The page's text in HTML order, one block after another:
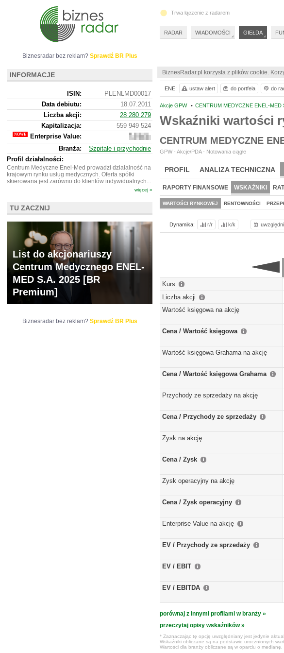
BiznesRadar.pl korzysta z plików cookie.
Akcje GPW • CENTRUM MEDYCZNE ENEL-MED
Wskaźniki wartości
CENTRUM MEDYCZNE
GPW - Akcje/PDA - Notowania ciągłe
PROFIL ANALIZA TECHNICZNA
RAPORTY FINANSOWE WSKAŹNIKI
WARTOŚCI RYNKOWEJ RENTOWNOŚCI
Dynamika: r/r k/k
Kurs
Liczba akcji
Wartość księgowa na akcję
Cena / Wartość księgowa
Wartość księgowa Grahama na akcję
Cena / Wartość księgowa Grahama
Przychody ze sprzedaży na akcję
Cena / Przychody ze sprzedaży
Zysk na akcję
Cena / Zysk
Zysk operacyjny na akcję
Cena / Zysk operacyjny
Enterprise Value na akcję
EV / Przychody ze sprzedaży
EV / EBIT
EV / EBITDA
porównaj z innymi profilami w branży »
przeczytaj opisy wskaźników »
* Zaznaczając tę opcję uwzględniany jest jedynie
Wskaźniki obliczane są na podstawie urocznionych
Wartości dla branży obliczane są w oparciu o medianę.
ENE: ustaw alert do portfela do
Biznesradar bez reklam? Sprawdź BR Plus
INFORMACJE
ISIN:
PLENLMD00017
Data debiutu:
18.07.2011
Liczba akcji:
28 280 279
Kapitalizacja:
559 949 524
Enterprise Value:
867
587
524
Branża:
Szpitale i przychodnie
Profil działalności:
Centrum Medyczne Enel-Med prowadzi działalność na
krajowym rynku usług medycznych. Oferta spółki
skierowana jest zarówno do klientów indywidualnych...
więcej »
TU ZACZNIJ
List do akcjonariuszy
Centrum Medycznego ENEL-
MED S.A. 2025 [BR
Premium]
Biznesradar bez reklam? Sprawdź BR Plus
Trwa łączenie z radarem
RADAR WIADOMOŚCI GIEŁDA